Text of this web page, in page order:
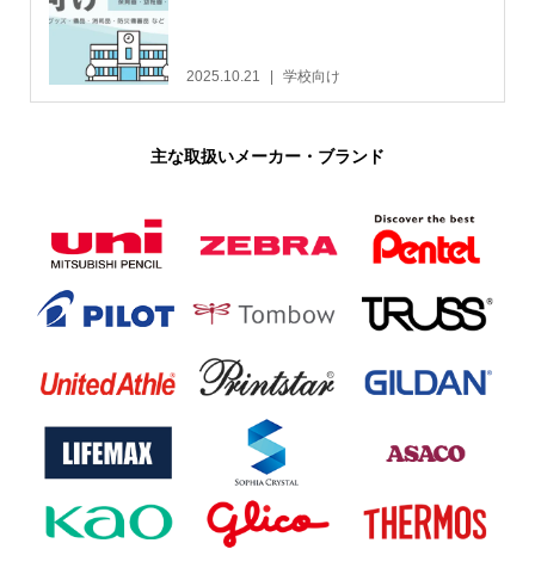
2025.10.21 学校向け
主な取扱いメーカー・ブランド